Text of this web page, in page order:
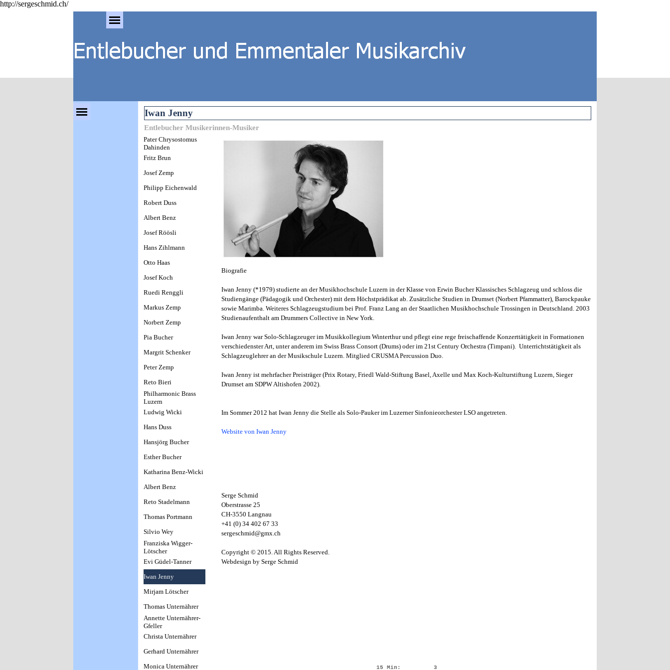
http://sergeschmid.ch/
Direkt zum Seiteninhalt
Menü überspringen
Menü überspringen
Iwan Jenny
Entlebucher Musikerinnen-Musiker
Pater Chrysostomus
Dahinden
Fritz Brun
Josef Zemp
Philipp Eichenwald
Robert Duss
Albert Benz
Josef Röösli
Hans Zihlmann
Otto Haas
Josef Koch
Ruedi Renggli
Markus Zemp
Norbert Zemp
Pia Bucher
Margrit Schenker
Peter Zemp
Reto Bieri
Philharmonic Brass
Luzern
Ludwig Wicki
Hans Duss
Hansjörg Bucher
Esther Bucher
Katharina Benz-Wicki
Albert Benz
Reto Stadelmann
Thomas Portmann
Silvio Wey
Franziska Wigger-
Lötscher
Evi Güdel-Tanner
Iwan Jenny
Mirjam Lötscher
Thomas Unternährer
Annette Unternährer-
Gfeller
Christa Unternährer
Gerhard Unternährer
Monica Unternährer
Biografie
Iwan Jenny (*1979) studierte an der Musikhochschule Luzern in der Klasse von Erwin Bucher Klassisches Schlagzeug und schloss die
Studiengänge (Pädagogik und Orchester) mit dem Höchstprädikat ab. Zusätzliche Studien in Drumset (Norbert Pfammatter), Barockpauke
sowie Marimba. Weiteres Schlagzeugstudium bei Prof. Franz Lang an der Staatlichen Musikhochschule Trossingen in Deutschland. 2003
Studienaufenthalt am Drummers Collective in New York.
Iwan Jenny war Solo-Schlagzeuger im Musikkollegium Winterthur und pflegt eine rege freischaffende Konzerttätigkeit in Formationen
verschiedenster Art, unter anderem im Swiss Brass Consort (Drums) oder im 21st Century Orchestra (Timpani). Unterrichtstätigkeit als
Schlagzeuglehrer an der Musikschule Luzern. Mitglied CRUSMA Percussion Duo.
Iwan Jenny ist mehrfacher Preisträger (Prix Rotary, Friedl Wald-Stiftung Basel, Axelle und Max Koch-Kulturstiftung Luzern, Sieger
Drumset am SDPW Altishofen 2002).
Im Sommer 2012 hat Iwan Jenny die Stelle als Solo-Pauker im Luzerner Sinfonieorchester LSO angetreten.
Website von Iwan Jenny
Serge Schmid
Oberstrasse 25
CH-3550 Langnau
+41 (0) 34 402 67 33
sergeschmid@gmx.ch
Copyright © 2015. All Rights Reserved.
Webdesign by Serge Schmid
15 Min: 3